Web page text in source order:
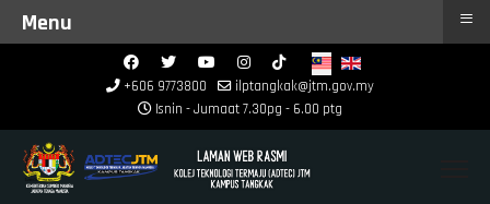
+606 9773800
ilptangkak@jtm.gov.my
Isnin - Jumaat 7.30pg - 6.00 ptg
Menu ≡